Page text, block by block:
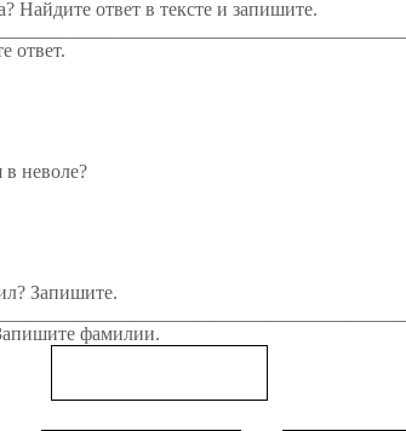
Найдите ответ в тексте и запишите.
ответ.
в неволе?
Запишите.
фамилии.